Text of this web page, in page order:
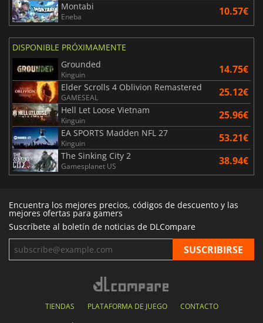
Montabi
Eneba 10.57€
DISPONIBLE PRÓXIMAMENTE
Grounded
Kinguin 14.75€
Elder Scrolls 4 Oblivion Remastered
GAMESEAL 25.12€
Hell Let Loose Vietnam
Kinguin 25.96€
EA SPORTS Madden NFL 27
Kinguin 53.21€
The Sinking City 2
Gamesplanet US 38.94€
Encuentra los mejores precios, códigos de descuento y las
mejores ofertas para gamers
Suscríbete al boletín de noticias de DLCompare
TIENDAS PLATAFORMA DE JUEGO CONTACTO